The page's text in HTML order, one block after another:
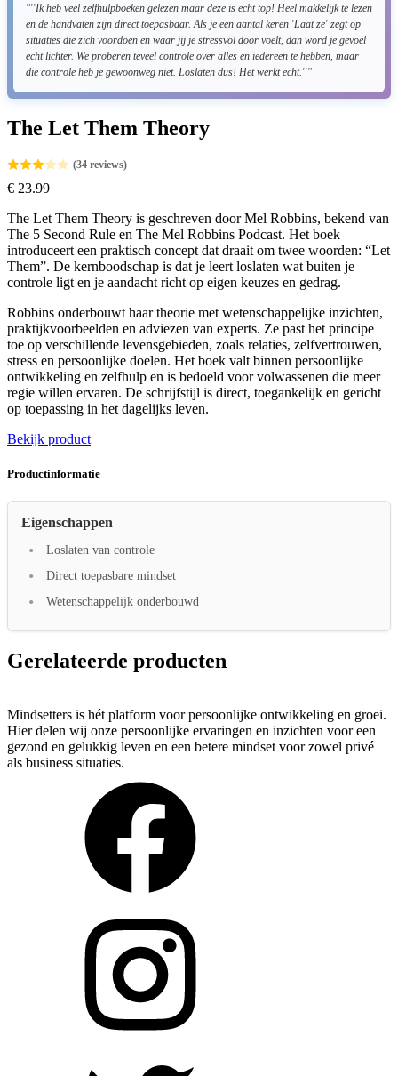
"''Ik heb veel zelfhulpboeken gelezen maar deze is echt top! Heel makkelijk te lezen
en de handvaten zijn direct toepasbaar. Als je een aantal keren 'Laat ze' zegt op
situaties die zich voordoen en waar jij je stressvol door voelt, dan word je gevoel
echt lichter. We proberen teveel controle over alles en iedereen te hebben, maar
die controle heb je gewoonweg niet. Loslaten dus! Het werkt echt.''"
The Let Them Theory
(34 reviews)
€ 23.99
The Let Them Theory is geschreven doorMel Robbins, bekend van
The 5 Second Rule en The Mel Robbins Podcast. Het boek
introduceert een praktisch concept dat draait om twee woorden: “Let
Them”. De kernboodschap is dat je leert loslaten wat buiten je
controle ligt en je aandacht richt op eigen keuzes en gedrag.
Robbins onderbouwt haar theorie met wetenschappelijke inzichten,
praktijkvoorbeelden en adviezen van experts. Ze past het principe
toe op verschillende levensgebieden, zoals relaties, zelfvertrouwen,
stress en persoonlijke doelen. Het boek valt binnen persoonlijke
ontwikkeling en zelfhulp en is bedoeld voor volwassenen die meer
regie willen ervaren. De schrijfstijl is direct, toegankelijk en gericht
op toepassing in het dagelijks leven.
Bekijk product
Productinformatie
Eigenschappen
Loslaten van controle
Direct toepasbare mindset
Wetenschappelijk onderbouwd
Gerelateerde producten
Mindsetters is hét platform voor persoonlijke ontwikkeling en groei.
Hier delen wij onze persoonlijke ervaringen en inzichten voor een
gezond en gelukkig leven en een betere mindset voor zowel privé
als business situaties.